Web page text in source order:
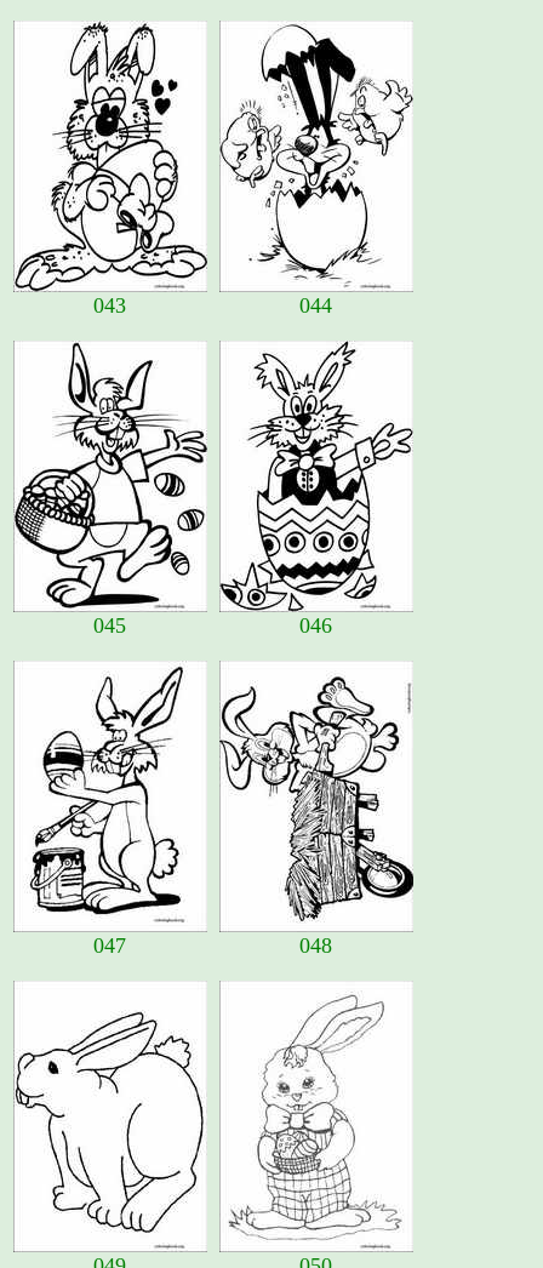
043 044
045 046
047 048